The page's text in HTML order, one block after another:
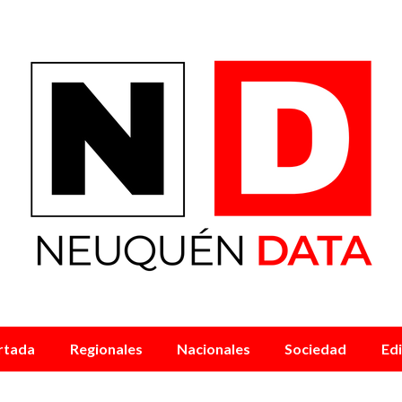
Regionales Nacionales Sociedad